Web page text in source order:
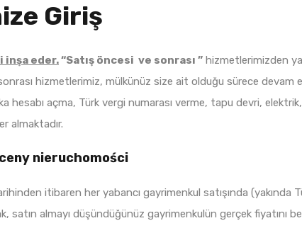
Giriş
inşa eder.“Satış öncesi ve sonrası ” hizmetlerimizden
hizmetlerimiz, mülkünüz size ait olduğu sürece
hesabı açma, Türk vergi numarası verme, tapu devri,
almaktadır.
nieruchomości
itibaren her yabancı gayrimenkul satışında (yakında
satın almayı düşündüğünüz gayrimenkulün gerçek fiyatını